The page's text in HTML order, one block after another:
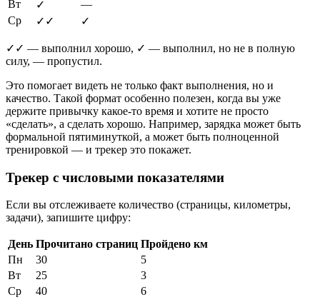
Вт
✓
—
Ср
✓✓ ✓
✓✓ — выполнил хорошо, ✓ — выполнил, но не в полную
силу, — пропустил.
Это помогает видеть не только факт выполнения, но и
качество. Такой формат особенно полезен, когда вы уже
держите привычку какое-то время и хотите не просто
«сделать», а сделать хорошо. Например, зарядка может быть
формальной пятиминуткой, а может быть полноценной
тренировкой — и трекер это покажет.
Трекер с числовыми показателями
Если вы отслеживаете количество (страницы, километры,
задачи), запишите цифру:
День Прочитано страниц Пройдено км
Пн
30
5
Вт
25
3
Ср
40 6